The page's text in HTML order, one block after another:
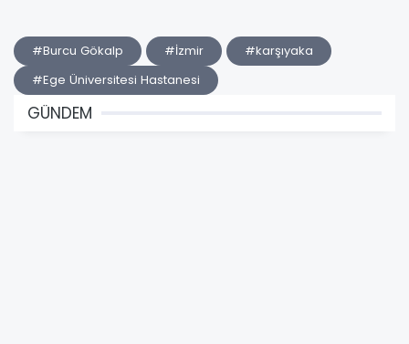
#Burcu Gökalp #İzmir
#karşıyaka
#Ege Üniversitesi Hastanesi
GÜNDEM